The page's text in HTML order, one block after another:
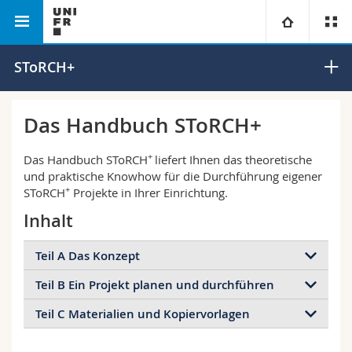
Universität
Forschung
Weiterbildung
Rechtswissenschaftliche Fak.
Philosophische Fak.
Fak. für Erziehungs- und Bildungswissenschaften
Studieninteressierte
Medien
Forschende
Ressourcen
Personenverzeichnis
Ortsplan
Bibliotheken
SEPIA
SToRCH+
Das Handbuch SToRCH+
Das Handbuch SToRCH+ liefert Ihnen das theoretische
und praktische Knowhow für die Durchführung eigener
SToRCH+ Projekte in Ihrer Einrichtung.
Inhalt
Teil A Das Konzept
Im Kapitel 1 erfahren Sie Grundsätzliches zur
Entstehungsgeschichte, zu Zielen und
Lernmöglichkeiten, zu Zielgruppen und
Teil B Ein Projekt planen und durchführen
Einer Übersicht (Kapitel 4) folgen in Kapitel 5 und 6
Teil C Materialien und Kopiervorlagen